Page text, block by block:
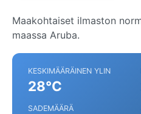
Maakohtaiset ilmaston
maassa Aruba.
KESKIMÄÄRÄINEN YLIN
28°C
SADEMÄÄRÄ